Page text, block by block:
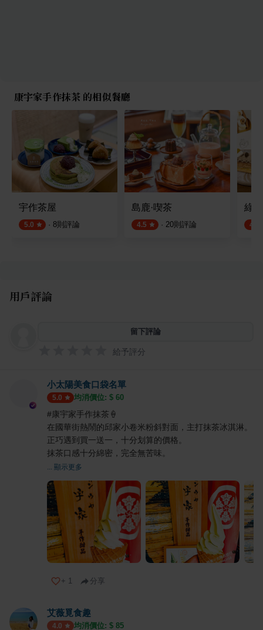
康宇家手作抹茶 的相似餐廳
宇作茶屋
5.0 · 8則評論
島鹿·喫茶
4.5 · 20則評論
綠
4.5
用戶評論
留下評論
給予評分
小太陽美食口袋名單
5.0 均消價位: $ 60
#康宇家手作抹茶🍦
在國華街熱鬧的邱家小卷米粉斜對面，主打抹茶冰淇淋。
正巧遇到買一送一，十分划算的價格。
抹茶口感十分綿密，完全無苦味。
... 顯示更多
+ 1 分享
艾薇覓食趣
4.0 均消價位: $ 85